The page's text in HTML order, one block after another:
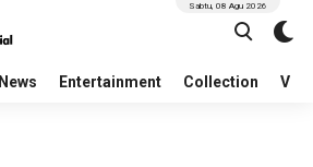
News Entertainment Collection
Sabtu, 08 Agu 2026